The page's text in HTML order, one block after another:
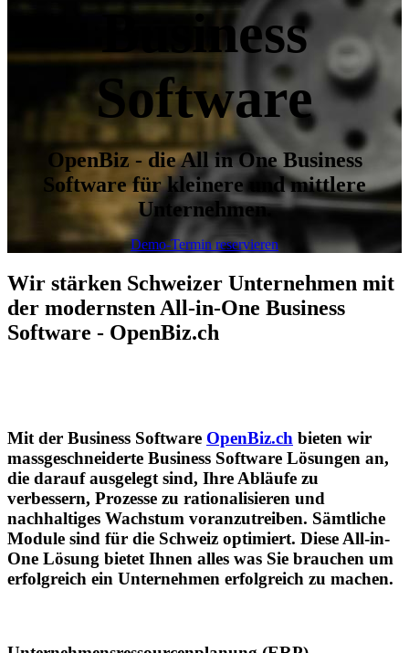
Business
Software
OpenBiz - die All in One Business
Software für kleinere und mittlere
Unternehmen.
Demo-Termin reservieren
Wir stärken Schweizer Unternehmen mit
der modernsten All-in-One Business
Software - OpenBiz.ch
Mit der Business Software OpenBiz.ch bieten wir
massgeschneiderte Business Software Lösungen an,
die darauf ausgelegt sind, Ihre Abläufe zu
verbessern, Prozesse zu rationalisieren und
nachhaltiges Wachstum voranzutreiben. Sämtliche
Module sind für die Schweiz optimiert. Diese All-in-
One Lösung bietet Ihnen alles was Sie brauchen um
erfolgreich ein Unternehmen erfolgreich zu machen.